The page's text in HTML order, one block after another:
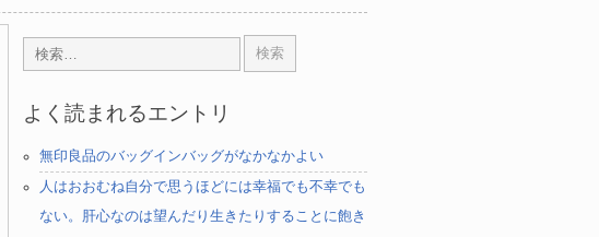
よく読まれるエントリ
無印良品のバッグインバッグがなかなかよい
人はおおむね自分で思うほどには幸福でも不幸でも
ない。肝心なのは望んだり生きたりすることに飽き